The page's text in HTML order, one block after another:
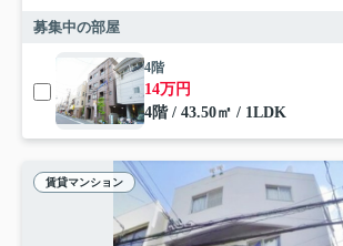
募集中の部屋
4階
14万円
4階 / 43.50㎡ / 1LDK
賃貸マンション